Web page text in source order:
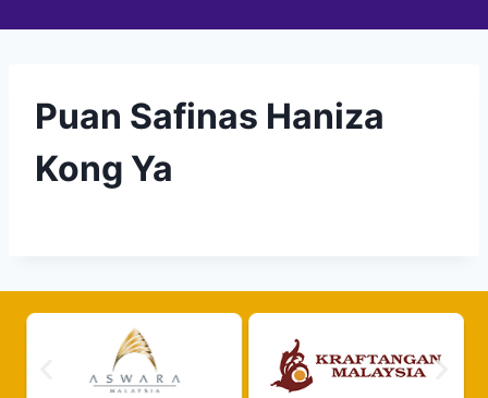
Puan Safinas Haniza
Kong Ya